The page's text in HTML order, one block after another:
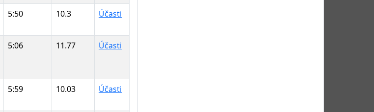
5:50 10.3 Účasti
5:06 11.77 Účasti
5:59 10.03 Účasti